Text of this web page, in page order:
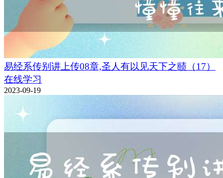
易经系传别讲上传08章,圣人有以见天下之赜（17）
在线学习
2023-09-19